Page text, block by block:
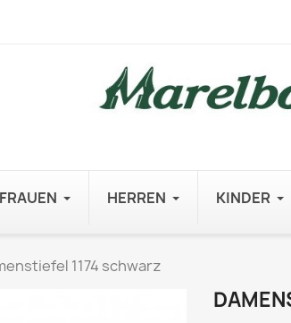
FRAUEN HERREN KINDER
1174 schwarz